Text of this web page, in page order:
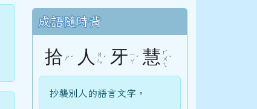
成語隨時背
拾 ㄕ ˊ 人
ㄖ
ㄣ ˊ 牙 ㄧ
ㄚ ˊ 慧 ㄏ
ㄨ
ㄟ
ˋ
抄襲別人的語言文字。